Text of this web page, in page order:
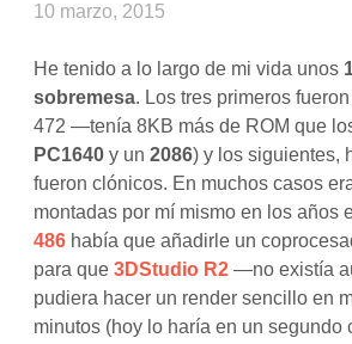
10 marzo, 2015
He tenido a lo largo de mi vida unos
sobremesa. Los tres primeros fueron
472 —tenía 8KB más de ROM que
PC1640 y un2086) y los siguientes,
fueron clónicos. En muchos casos
montadas por mí mismo en los años
486 había que añadirle un
para que3DStudio R2 —no existía
pudiera hacer un render sencillo en
minutos (hoy lo haría en un segundo